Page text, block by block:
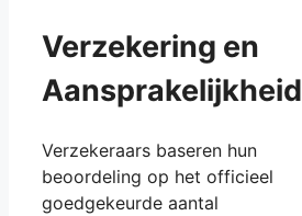
Verzekering en
Aansprakelijkheid
Verzekeraars baseren hun
beoordeling op het officieel
goedgekeurde aantal